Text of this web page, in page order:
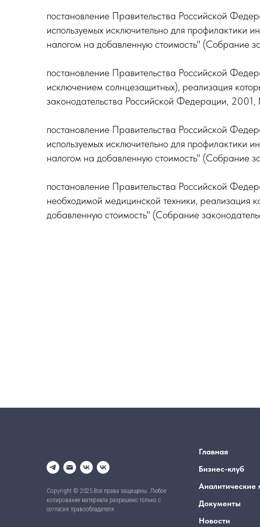
постановление Правительства Российской
используемых исключительно для профилактики
налогом на добавленную стоимость" (Собрание
постановление Правительства Российской
исключением солнцезащитных), реализация
законодательства Российской Федерации, 2001,
постановление Правительства Российской
используемых исключительно для профилактики
налогом на добавленную стоимость" (Собрание
постановление Правительства Российской
необходимой медицинской техники,
добавленную стоимость" (Собрание
Copyright © 2025 Все права защищены. Любое
копирование материала разрешено только с
согласия правообладателя.
Главная
Бизнес-клуб
Аналитические
Документы
Новости